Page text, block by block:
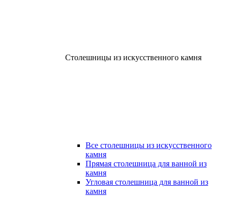
Столешницы из искусственного камня
Все столешницы из искусственного
камня
Прямая столешница для ванной из
камня
Угловая столешница для ванной из
камня